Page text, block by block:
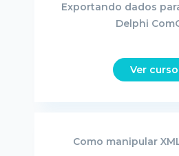
Exportando dados
Delphi
Ver curso
Como manipular